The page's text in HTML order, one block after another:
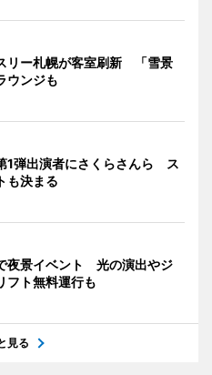
リー札幌が客室刷新 「雪景
ウンジも
1弾出演者にさくらさんら ス
も決まる
夜景イベント 光の演出やジ
フト無料運行も
見る